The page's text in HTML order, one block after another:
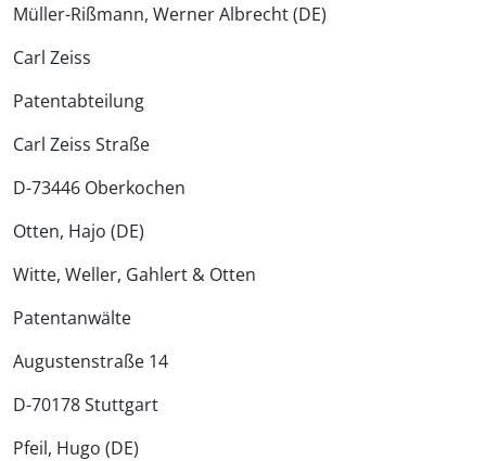
Müller-Rißmann, Werner Albrecht (DE)
Carl Zeiss
Patentabteilung
Carl Zeiss Straße
D-73446 Oberkochen
Otten, Hajo (DE)
Witte, Weller, Gahlert & Otten
Patentanwälte
Augustenstraße 14
D-70178 Stuttgart
Pfeil, Hugo (DE)